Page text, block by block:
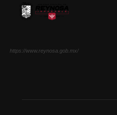
https://www.reynosa.gob.mx/